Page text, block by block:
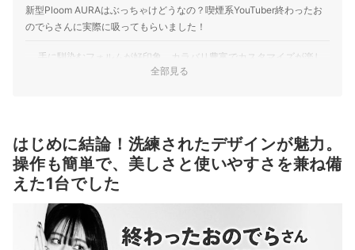
新型Ploom AURAはぶっちゃけどうなの？喫煙系YouTuber終わったお
のでらさんに実際に吸ってもらいました！
手に馴染むフォルムが好印象。カラバリ豊富でカスタマイズが楽し
しっかりした吸いごたえ。紙巻たばこと遜色ない満足感
Ploom AURAはどこが進化した？メーカーに深掘り取材！
①デザイン｜コンパクトでより軽量に。日々の一服をより楽しめる
充実のカラーバリエーション
②味わい｜独自の加熱技術でおいしさを強化。満足感のある吸いご
全部見る
はじめに結論！洗練されたデザインが魅力。
操作も簡単で、美しさと使いやすさを兼ね備
えた1台でした